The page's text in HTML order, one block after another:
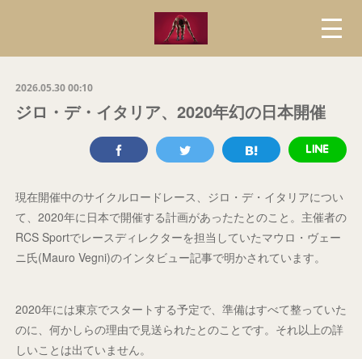
2026.05.30 00:10
ジロ・デ・イタリア、2020年幻の日本開催
現在開催中のサイクルロードレース、ジロ・デ・イタリアについ
て、2020年に日本で開催する計画があったたとのこと。主催者の
RCS Sportでレースディレクターを担当していたマウロ・ヴェー
ニ氏(Mauro Vegni)のインタビュー記事で明かされています。
2020年には東京でスタートする予定で、準備はすべて整っていた
のに、何かしらの理由で見送られたとのことです。それ以上の詳
しいことは出ていません。